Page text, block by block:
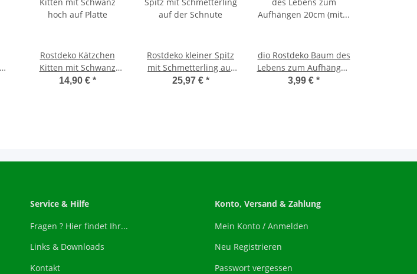
Rostdeko Kätzchen
Kitten mit Schwanz
hoch auf Platte
14,90 € *
Rostdeko kleiner Spitz
mit Schmetterling auf
der Schnute
25,97 € *
dio Rostdeko Baum des
Lebens zum Aufhängen
20cm (mit kleinen
3,99 € *
Service & Hilfe
Fragen ? Hier findet Ihr...
Links & Downloads
Kontakt
Konto, Versand & Zahlung
Mein Konto / Anmelden
Neu Registrieren
Passwort vergessen